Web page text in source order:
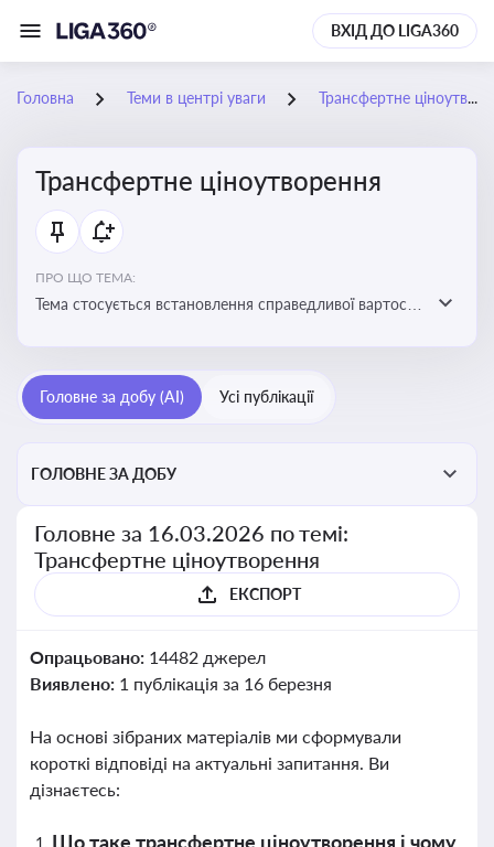
ВХІД ДО LIGA360
Головна Теми в центрі уваги Трансфертне ціноутворення
Трансфертне ціноутворення
ПРО ЩО ТЕМА:
Тема стосується встановлення справедливої вартості
Головне за добу (AI) Усі публікації
ГОЛОВНЕ ЗА ДОБУ
Головне за 16.03.2026 по темі:
Трансфертне ціноутворення
ЕКСПОРТ
Опрацьовано: 14482 джерел
Виявлено: 1 публікація за 16 березня
На основі зібраних матеріалів ми сформували
короткі відповіді на актуальні запитання. Ви
дізнаєтесь:
Що таке трансфертне ціноутворення і чому